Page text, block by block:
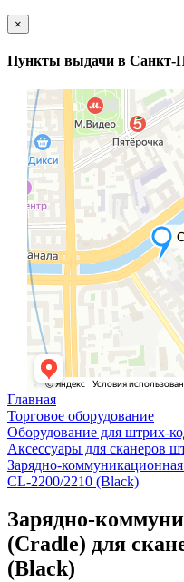
×
Пункты выдачи в Санкт-
Главная
Торговое оборудование
Оборудование для штрих-
Аксессуары для сканеров
Зарядно-коммуникационная
CL-2200/2210 (Black)
Зарядно-
(Cradle) для
(Black)